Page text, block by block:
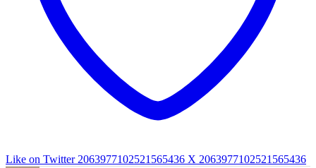
Like on Twitter 2063977102521565436 X 2063977102521565436